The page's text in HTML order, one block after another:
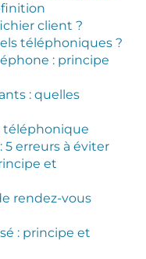
client ?
téléphoniques ?
: principe
: quelles
téléphonique
erreurs à éviter
et
rendez-vous
: principe et